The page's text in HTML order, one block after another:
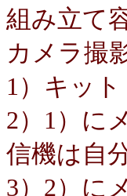
組み立て
カメラ撮
1）キッ
2）1）に
信機は自
3）2）に